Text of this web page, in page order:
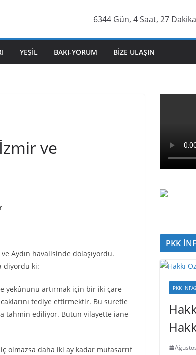
6344 Gün, 4 Saat, 27
YEŞIL BAKI-YORUM BIZE ULAŞIN
ve
Aydın havalisinde dolaşıyordu.
diyordu ki:
yekûnunu artırmak için bir iki çare
tediye ettirmektir. Bu suretle
tahmin ediliyor. Bütün vilayette iane
olmazsa daha iki ay kadar mutasarrıf
PKK
PKK